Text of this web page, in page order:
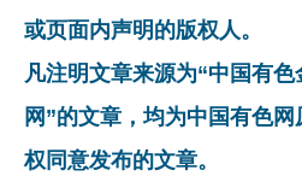
或页面内声明的版权人。
凡注明文章来源为“中国有
网”的文章，均为中国有色
权同意发布的文章。